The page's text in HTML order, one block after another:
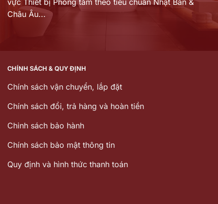
Châu Âu...
CHÍNH SÁCH & QUY ĐỊNH
Chính sách vận chuyển, lắp đặt
Chính sách đổi, trả hàng và hoàn tiền
Chinh sách bảo hành
Chính sách bảo mật thông tin
Quy định và hình thức thanh toán